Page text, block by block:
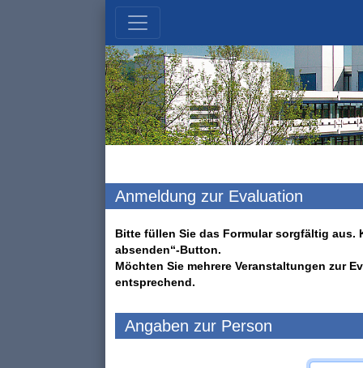
Anmeldung zur Evaluation
Bitte füllen Sie das Formular sorgfältig aus.
absenden“-Button.
Möchten Sie mehrere Veranstaltungen zur
entsprechend.
Angaben zur Person